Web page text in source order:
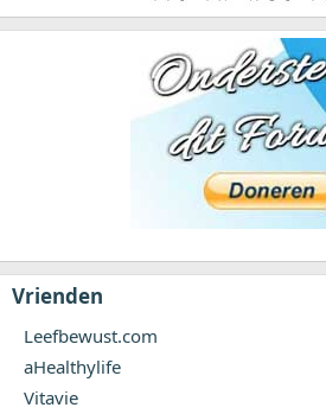
Vrienden
Leefbewust.com
aHealthylife
Vitavie